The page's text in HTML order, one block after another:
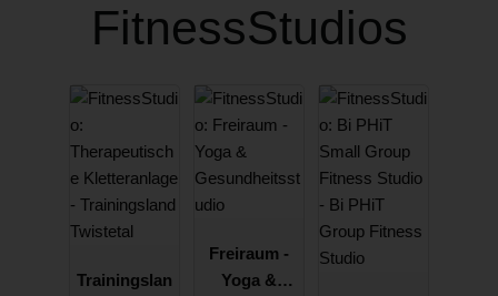
FitnessStudios
Trainingslan
Freiraum -
Yoga &